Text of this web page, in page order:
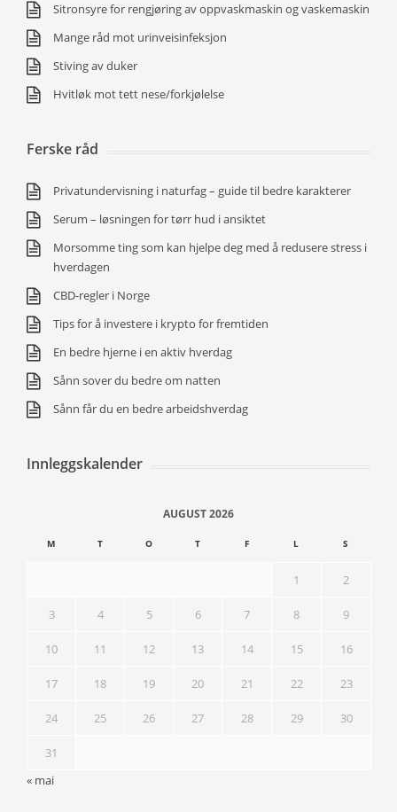
Sitronsyre for rengjøring av oppvaskmaskin og vaskemaskin
Mange råd mot urinveisinfeksjon
Stiving av duker
Hvitløk mot tett nese/forkjølelse
Ferske råd
Privatundervisning i naturfag – guide til bedre karakterer
Serum – løsningen for tørr hud i ansiktet
Morsomme ting som kan hjelpe deg med å redusere stress i
hverdagen
CBD-regler i Norge
Tips for å investere i krypto for fremtiden
En bedre hjerne i en aktiv hverdag
Sånn sover du bedre om natten
Sånn får du en bedre arbeidshverdag
Innleggskalender
AUGUST 2026
M T O T F L S
1 2
3 4 5 6 7 8 9
10 11 12 13 14 15 16
17 18 19 20 21 22 23
24 25 26 27 28 29 30
31
« mai